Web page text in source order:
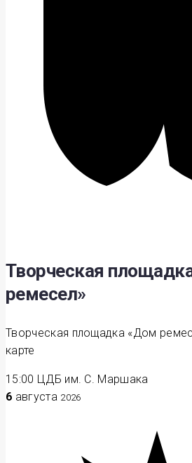
Творческая
ремесел»
Творческая площадка «Дом
карте
15:00 ЦДБ им. С. Маршака
6 августа 2026